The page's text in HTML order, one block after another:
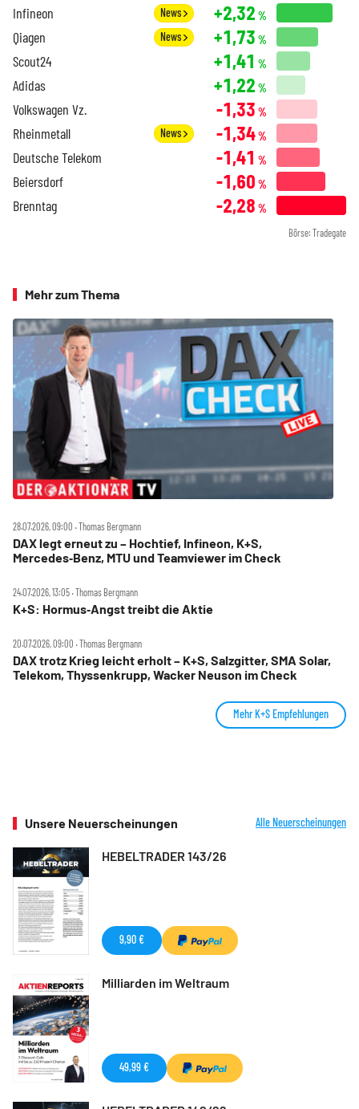
Infineon News +2,32 %
Qiagen News +1,73 %
Scout24 +1,41 %
Adidas +1,22 %
Volkswagen Vz. -1,33 %
Rheinmetall News -1,34%
Deutsche Telekom -1,41 %
Beiersdorf -1,60 %
Brenntag -2,28 %
Börse: Tradegate
Mehr zum Thema
28.07.2026, 09:00 ‧ Thomas Bergmann
DAX legt erneut zu – Hochtief, Infineon, K+S,
Mercedes‑Benz, MTU und Teamviewer im Check
24.07.2026, 13:05 ‧ Thomas Bergmann
K+S: Hormus‑Angst treibt die Aktie
20.07.2026, 09:00 ‧ Thomas Bergmann
DAX trotz Krieg leicht erholt – K+S, Salzgitter, SMA Solar,
Telekom, Thyssenkrupp, Wacker Neuson im Check
Mehr K+S Empfehlungen
Unsere Neuerscheinungen Alle Neuerscheinungen
HEBELTRADER 143/26
9,90 €
Milliarden im Weltraum
49,99 €